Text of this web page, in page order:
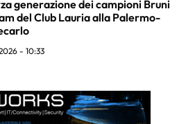
generazione dei campioni Bruni
del Club Lauria alla Palermo-
- 10:33